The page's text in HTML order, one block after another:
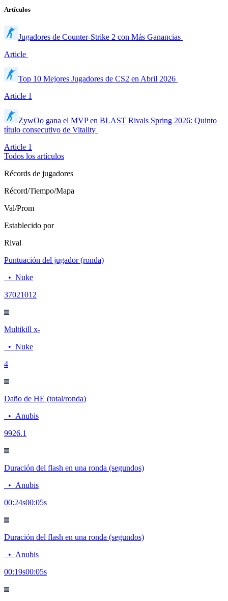
Artículos
Jugadores de Counter-Strike 2 con Más Ganancias
Article
Top 10 Mejores Jugadores de CS2 en Abril 2026
Article 1
ZywOo gana el MVP en BLAST Rivals Spring 2026: Quinto
título consecutivo de Vitality
Article 1
Todos los artículos
Récords de jugadores
Récord/Tiempo/Mapa
Val/Prom
Establecido por
Rival
Puntuación del jugador (ronda)
• Nuke
37021012
Multikill x-
• Nuke
4
Daño de HE (total/ronda)
• Anubis
9926.1
Duración del flash en una ronda (segundos)
• Anubis
00:24s00:05s
Duración del flash en una ronda (segundos)
• Anubis
00:19s00:05s